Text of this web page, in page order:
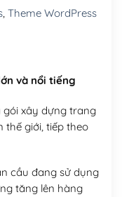
, Theme WordPress
và nổi tiếng
gói xây dựng trang
thế giới, tiếp theo
cầu đang sử dụng
tăng lên hàng